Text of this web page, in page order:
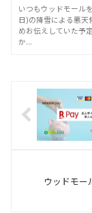
いつもウッドモール
日)の降雪による悪天
めお伝えしていた予
か...
ウッドモー